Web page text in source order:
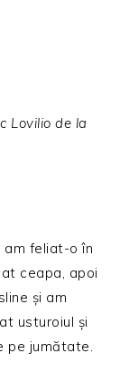
Lovilio de la
am feliat-o în
ceapa, apoi
și am
usturoiul și
pe jumătate.